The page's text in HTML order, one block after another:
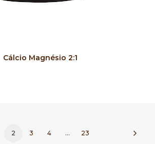
COMPRAR
Cálcio Magnésio 2:1
2 3 4 … 23